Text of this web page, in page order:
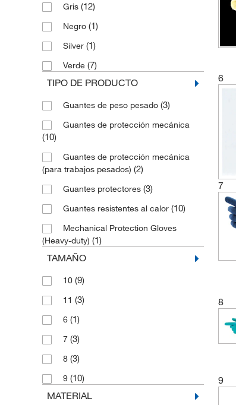
Sperian Protection
Uvex(5)
Gris (12)
Negro (1)
Silver (1)
Verde (7)
TIPO DE PRODUCTO
Guantes de peso pesado (3)
Guantes de protección mecánica
(10)
Guantes de protección mecánica
(para trabajos pesados) (2)
Guantes protectores (3)
Guantes resistentes al calor (10)
Mechanical Protection Gloves
(Heavy-duty) (1)
TAMAÑO
10 (9)
11 (3)
6 (1)
7 (3)
8 (3)
9 (10)
MATERIAL
6
7
8
9